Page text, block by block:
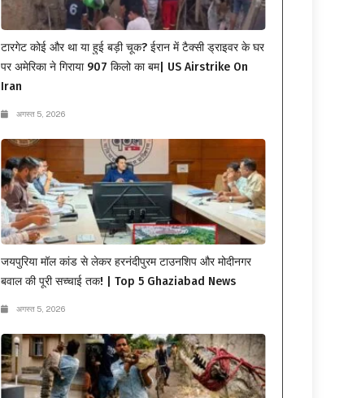
टारगेट कोई और था या हुई बड़ी चूक? ईरान में टैक्सी ड्राइवर के घर
पर अमेरिका ने गिराया 907 किलो का बम| US Airstrike On
Iran
अगस्त 5, 2026
जयपुरिया मॉल कांड से लेकर हरनंदीपुरम टाउनशिप और मोदीनगर
बवाल की पूरी सच्चाई तक! | Top 5 Ghaziabad News
अगस्त 5, 2026